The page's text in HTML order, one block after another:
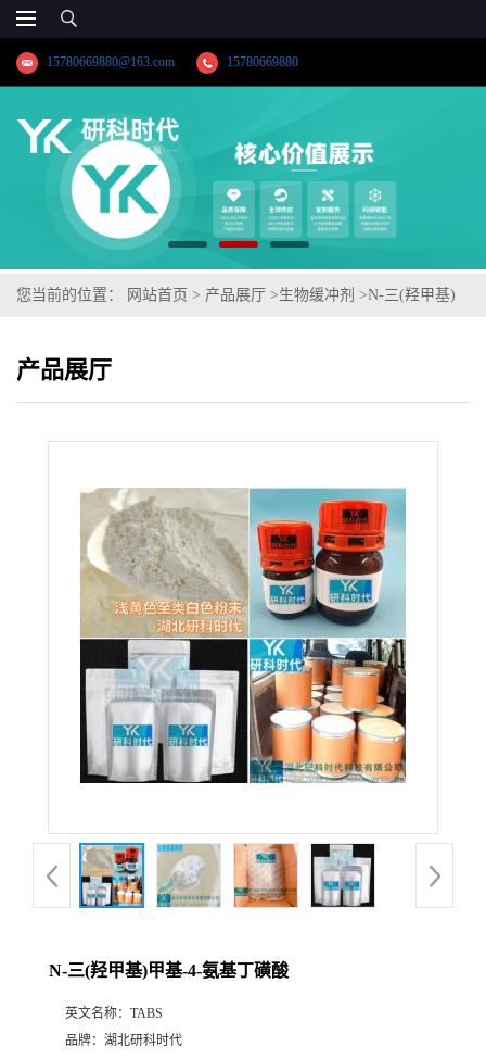
15780669880@163.com 15780669880
您当前的位置： 网站首页 > 产品展厅 >生物缓冲剂 >N-三(羟甲基)
产品展厅
N-三(羟甲基)甲基-4-氨基丁磺酸
英文名称： TABS
品牌： 湖北研科时代